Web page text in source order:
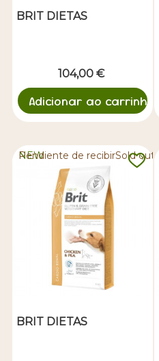
BRIT DIETAS
104,00 €
Adicionar ao carrinho
NEW
Pendiente de recibirSold out
BRIT DIETAS